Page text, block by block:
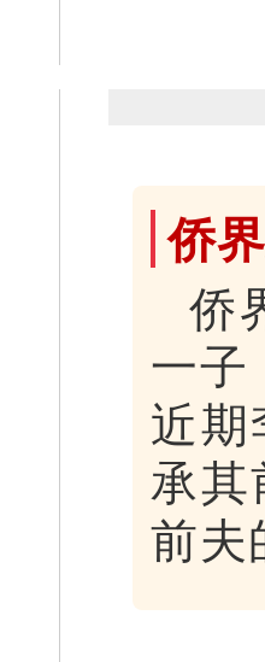
侨
侨
一子
近期
承其
前夫